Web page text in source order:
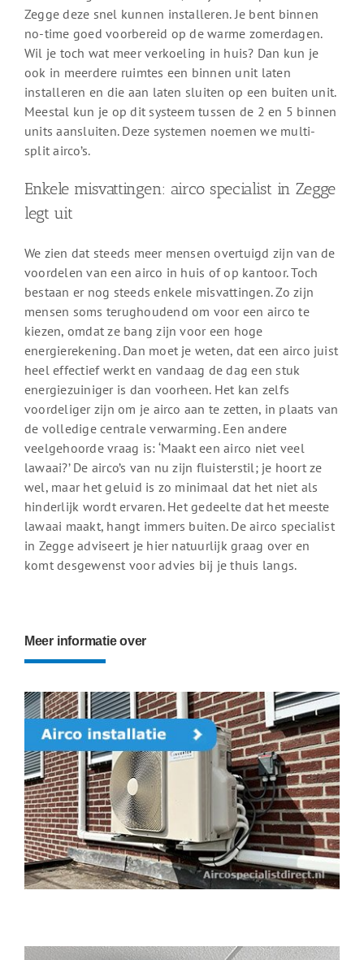
Zegge deze snel kunnen installeren. Je bent binnen
no-time goed voorbereid op de warme zomerdagen.
Wil je toch wat meer verkoeling in huis? Dan kun je
ook in meerdere ruimtes een binnen unit laten
installeren en die aan laten sluiten op een buiten unit.
Meestal kun je op dit systeem tussen de 2 en 5 binnen
units aansluiten. Deze systemen noemen we multi-
split airco’s.
Enkele misvattingen: airco specialist in Zegge
legt uit
We zien dat steeds meer mensen overtuigd zijn van de
voordelen van een airco in huis of op kantoor. Toch
bestaan er nog steeds enkele misvattingen. Zo zijn
mensen soms terughoudend om voor een airco te
kiezen, omdat ze bang zijn voor een hoge
energierekening. Dan moet je weten, dat een airco juist
heel effectief werkt en vandaag de dag een stuk
energiezuiniger is dan voorheen. Het kan zelfs
voordeliger zijn om je airco aan te zetten, in plaats van
de volledige centrale verwarming. Een andere
veelgehoorde vraag is: ‘Maakt een airco niet veel
lawaai?’ De airco’s van nu zijn fluisterstil; je hoort ze
wel, maar het geluid is zo minimaal dat het niet als
hinderlijk wordt ervaren. Het gedeelte dat het meeste
lawaai maakt, hangt immers buiten. De airco specialist
in Zegge adviseert je hier natuurlijk graag over en
komt desgewenst voor advies bij je thuis langs.
Meer informatie over